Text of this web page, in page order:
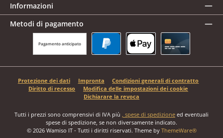
Informazioni
Metodi di pagamento
Pagamento anticipato
Protezione dei dati Impronta
Condizioni generali di contratto
Diritto di recesso
Modifica delle impostazioni dei cookie
Dichiarare la revoca
Tutti i prezzi sono comprensivi di IVA più , spese di spedizione ed eventuali
spese di spedizione, se non diversamente indicato.
© 2026 Wamiso IT - Tutti i diritti riservati. Theme by ThemeWare®